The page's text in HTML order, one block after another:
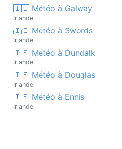
🇮🇪 Météo à Galway
Irlande
🇮🇪 Météo à Swords
Irlande
🇮🇪 Météo à Dundalk
Irlande
🇮🇪 Météo à Douglas
Irlande
🇮🇪 Météo à Ennis
Irlande